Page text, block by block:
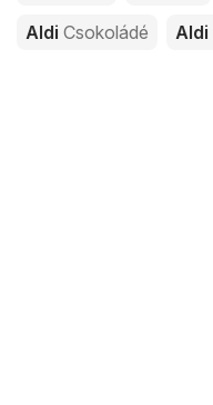
Aldi Csokoládé Aldi